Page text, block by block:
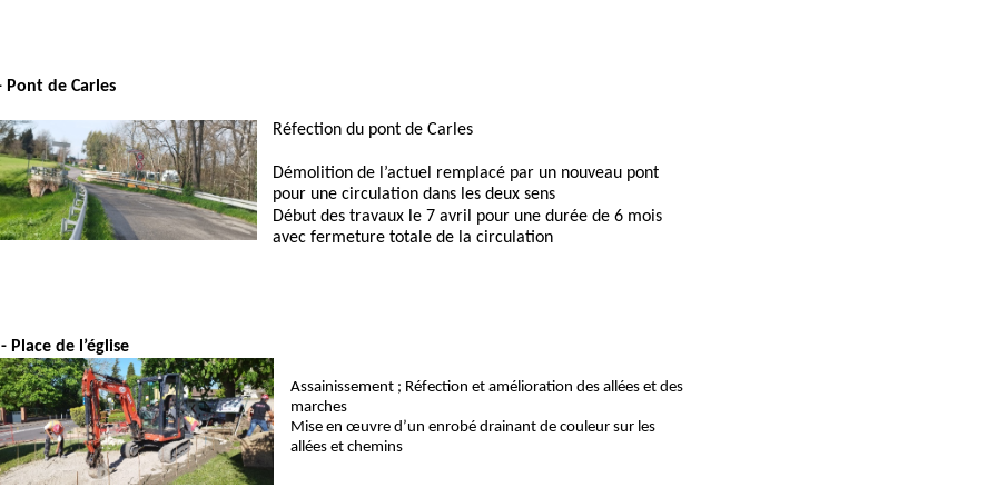
Pont de Carles
Réfection du pont de Carles
Démolition de l’actuel remplacé par un nouveau pont
pour une circulation dans les deux sens
Début des travaux le 7 avril pour une durée de 6 mois
avec fermeture total e de la circulation
- Place de l’église
Assainissement ; Réfection et amélioration des allées et des
marches
Mise en œuvre d’un enrobé drainant de couleur sur les
allées et chemins